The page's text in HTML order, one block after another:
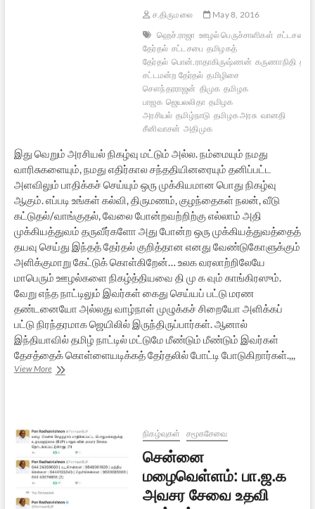
ச.திருமலை
May 8, 2016
ஹெச்.ராஜா ஊழல் பெருச்சாளிகள் சட்டசபை
தேர்தல் சட்டசபை தமிழகத்
தேர்தல் பொன்.ராதாகிருஷ்ணன் கருணாநிதி
சட்டமன்ற தேர்தல் தமிழிசை
சௌந்தரராஜன் திமுக தமிழக
பாஜக ஜெயலலிதா தமிழக
அரசியல் தமிழ்நாடு தமிழக அரசு வானதி
சீனிவாசன் அதிமுக
இது வெறும் அரசியல் நிகழ்வு மட்டும் அல்ல. நம்மையும் நமது
வாரிசுகளையும், நமது எதிர்கால சந்ததியினரையும் தனிப்பட்ட
அளவிலும் பாதிக்கச் செய்யும் ஒரு முக்கியமான பொது நிகழ்வு
ஆகும். எப்படி உங்கள் கல்வி, திருமணம், குழந்தைகள் நலன், வீடு
கட்டுதல்/வாங்குதல், வேலை போன்றவற்றிற்கு எல்லாம் அதி
முக்கியத்துவம் தருவீர்களோ அது போன்ற ஒரு முக்கியத்துவத்தைத்
தயவு செய்து இந்தத் தேர்தல் குறித்தான எனது வேண்டுகோளுக்கும்
அளிக்குமாறு கேட்டுக் கொள்கிறேன்… உலக வரலாற்றிலேயே
மாபெரும் ஊழல்களை நிகழ்த்தியவை தி மு க வும் காங்கிரஸும்.
வேறு எந்த நாட்டிலும் இவர்கள் கைது செய்யப் பட்டு மரண
தண்டனையோ அல்லது வாழ்நாள் முழுக்கச் சிறையோ அளிக்கப்
பட்டு நிரந்தரமாக ஜெயிலில் இருந்திருப்பார்கள். ஆனால்
இந்தியாவில் தமிழ் நாட்டில் மட்டுமே மீண்டும் மீண்டும் இவர்கள்
தேசத்தைக் கொள்ளையடிக்கத் தேர்தலில் போட்டி போடுகிறார்கள்.,,,
View Moreதமிழக
–
1
(வேண்டாம்
தி.மு.க)
நிகழ்வுகள் சமூகசேவை
சென்னை
மழைவெள்ளம்: பா.ஜ.க
அவசர சேவை உதவி